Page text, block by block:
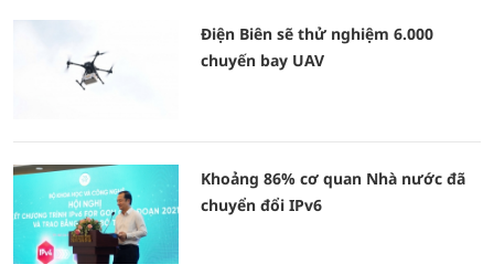
Điện Biên sẽ thử nghiệm 6.000
chuyến bay UAV
Khoảng 86% cơ quan Nhà nước đã
chuyển đổi IPv6